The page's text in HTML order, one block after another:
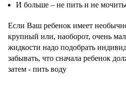
И больше – не пить и не
Если Ваш ребенок имеет
крупный или, наоборот, очень
жидкости надо подобрать
забывать, что сначала ребенок
затем - пить воду